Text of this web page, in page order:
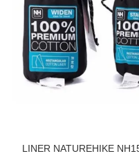
LINER NATUREHIKE